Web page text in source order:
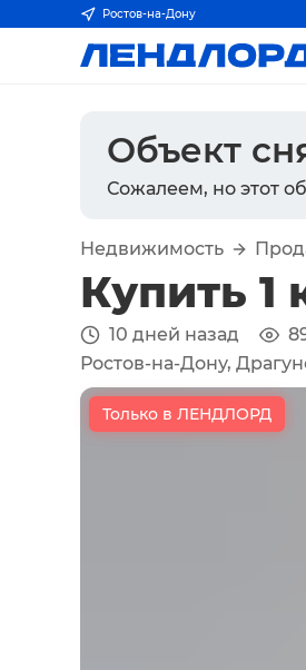
Ростов-на-Дону
Объект
Сожалеем, но этот
Недвижимость
Купить 1
10 дней назад
Ростов-на-Дону,
Только в ЛЕНДЛОРД